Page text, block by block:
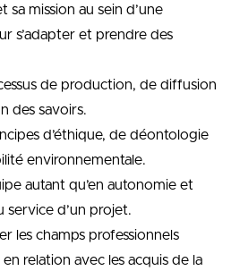
sa mission au sein d’une
s’adapter et prendre des
de production, de diffusion
des savoirs.
d’éthique, de déontologie
environnementale.
autant qu’en autonomie et
service d’un projet.
les champs professionnels
relation avec les acquis de la